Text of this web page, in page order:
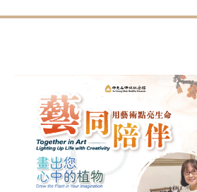
圖說：青年團冬令營報到分組後，進行熱